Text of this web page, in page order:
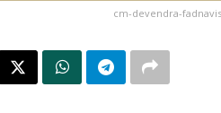
cm-devendra-